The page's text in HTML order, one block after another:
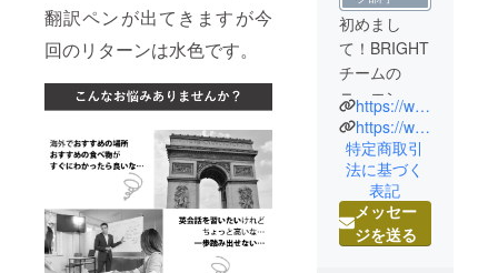
翻訳ペンが出てきますが今
回のリターンは水色です。
初めまし
て！BRIGHT
チームの
ニュエンで
す。
中国の総合
家電メー
カー向けに
人気製品を
多数製造し
https://www.brightdiy.jp/
https://www.instagram.com/brightdiyjp/
特定商取引
法に基づく
表記
メッセー
ジを送る